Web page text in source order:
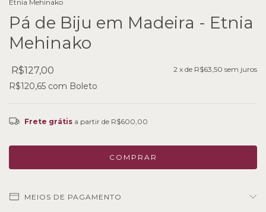
Etnia Mehinako
Pá de Biju em Madeira - Etnia
Mehinako
R$127,00 2 x de R$63,50 sem juros
R$120,65 com Boleto
Frete grátis a partir de R$600,00
MEIOS DE PAGAMENTO